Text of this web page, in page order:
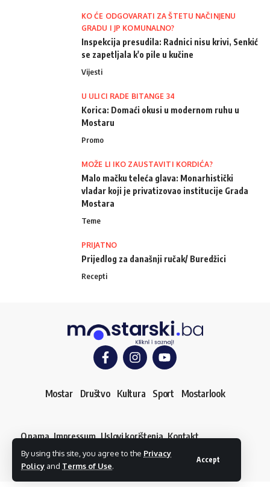
By using this site, you agree to the Privacy
Policy and Terms of Use.
Accept
KO ĆE ODGOVARATI ZA ŠTETU NAČINJENU
GRADU I JP KOMUNALNO?
Inspekcija presudila: Radnici nisu krivi, Senkić
se zapetljala k'o pile u kučine
Vijesti
U ULICI RADE BITANGE 34
Korica: Domaći okusi u modernom ruhu u
Mostaru
Promo
MOŽE LI IKO ZAUSTAVITI KORDIĆA?
Malo mačku teleća glava: Monarhistički
vladar koji je privatizovao institucije Grada
Mostara
Teme
PRIJATNO
Prijedlog za današnji ručak/ Buredžici
Recepti
Mostar Društvo Kultura Sport Mostarlook
O nama Impressum Uslovi korištenja Kontakt
Dojavi vijest
© mostarski.ba. Sva prava pridržana